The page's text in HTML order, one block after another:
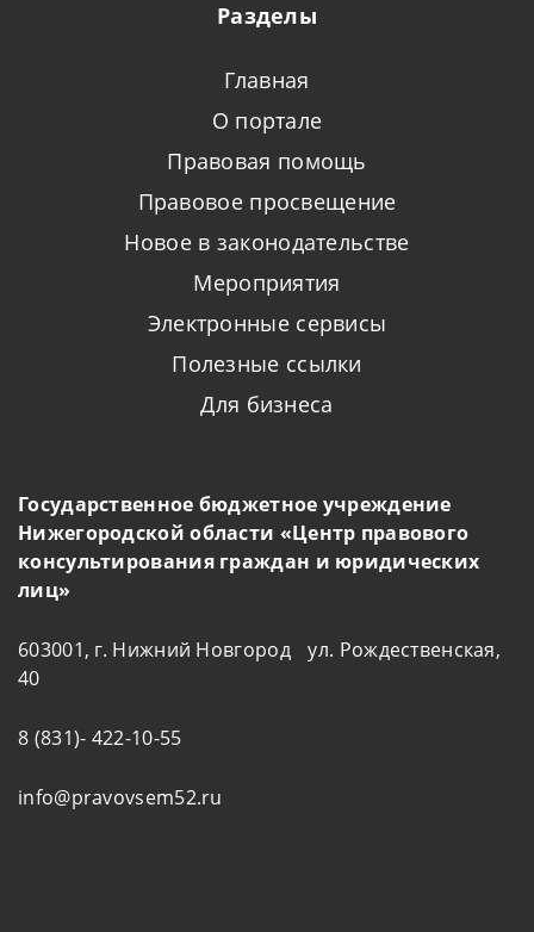
Разделы
Главная
О портале
Правовая помощь
Правовое просвещение
Новое в законодательстве
Мероприятия
Электронные сервисы
Полезные ссылки
Для бизнеса
Государственное бюджетное учреждение
Нижегородской области «Центр правового
консультирования граждан и юридических
лиц»
603001, г. Нижний Новгород ул. Рождественская,
40
8 (831)- 422-10-55
info@pravovsem52.ru